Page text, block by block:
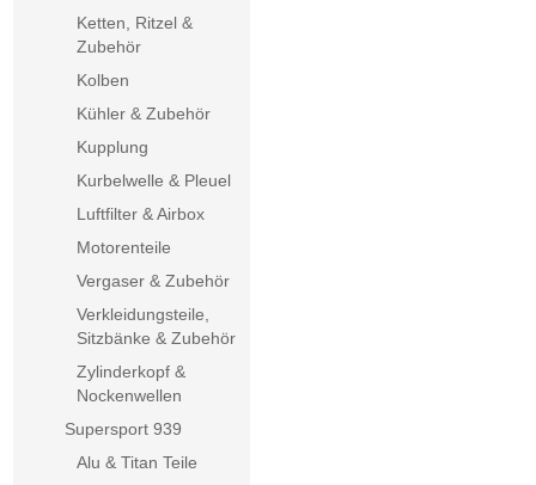
Ketten, Ritzel &
Zubehör
Kolben
Kühler & Zubehör
Kupplung
Kurbelwelle & Pleuel
Luftfilter & Airbox
Motorenteile
Vergaser & Zubehör
Verkleidungsteile,
Sitzbänke & Zubehör
Zylinderkopf &
Nockenwellen
Supersport 939
Alu & Titan Teile